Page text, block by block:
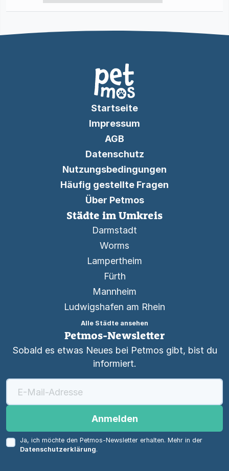
Startseite
Impressum
AGB
Datenschutz
Nutzungsbedingungen
Häufig gestellte Fragen
Über Petmos
Städte im Umkreis
Darmstadt
Worms
Lampertheim
Fürth
Mannheim
Ludwigshafen am Rhein
Alle Städte ansehen
Petmos-Newsletter
Sobald es etwas Neues bei Petmos gibt, bist du
informiert.
Anmelden
Ja, ich möchte den Petmos-Newsletter erhalten. Mehr in der
Datenschutzerklärung.